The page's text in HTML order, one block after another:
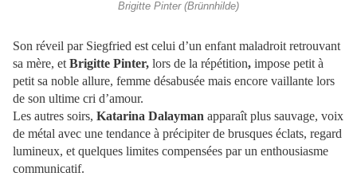
Brigitte Pinter (Brünnhilde)
Son réveil par Siegfried est celui d’un enfant maladroit retrouvant
sa mère, et Brigitte Pinter, lors de la répétition, impose petit à
petit sa noble allure, femme désabusée mais encore vaillante lors
de son ultime cri d’amour.
Les autres soirs, Katarina Dalayman apparaît plus sauvage, voix
de métal avec une tendance à précipiter de brusques éclats, regard
lumineux, et quelques limites compensées par un enthousiasme
communicatif.